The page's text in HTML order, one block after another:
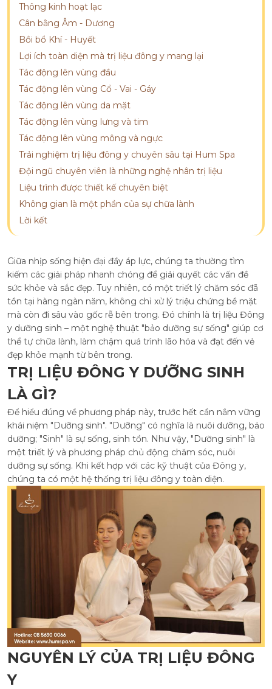
Thông kinh hoạt lạc
Cân bằng Âm - Dương
Bồi bổ Khí - Huyết
Lợi ích toàn diện mà trị liệu đông y mang lại
Tác động lên vùng đầu
Tác động lên vùng Cổ - Vai - Gáy
Tác động lên vùng da mặt
Tác động lên vùng lưng và tim
Tác động lên vùng mông và ngực
Trải nghiệm trị liệu đông y chuyên sâu tại Hum Spa
Đội ngũ chuyên viên là những nghệ nhân trị liệu
Liệu trình được thiết kế chuyên biệt
Không gian là một phần của sự chữa lành
Lời kết
Giữa nhịp sống hiện đại đầy áp lực, chúng ta thường tìm
kiếm các giải pháp nhanh chóng để giải quyết các vấn đề
sức khỏe và sắc đẹp. Tuy nhiên, có một triết lý chăm sóc đã
tồn tại hàng ngàn năm, không chỉ xử lý triệu chứng bề mặt
mà còn đi sâu vào gốc rễ bên trong. Đó chính là trị liệu Đông
y dưỡng sinh – một nghệ thuật "bảo dưỡng sự sống" giúp cơ
thể tự chữa lành, làm chậm quá trình lão hóa và đạt đến vẻ
đẹp khỏe mạnh từ bên trong.
TRỊ LIỆU ĐÔNG Y DƯỠNG SINH
LÀ GÌ?
Để hiểu đúng về phương pháp này, trước hết cần nắm vững
khái niệm "Dưỡng sinh". "Dưỡng" có nghĩa là nuôi dưỡng, bảo
dưỡng; "Sinh" là sự sống, sinh tồn. Như vậy, "Dưỡng sinh" là
một triết lý và phương pháp chủ động chăm sóc, nuôi
dưỡng sự sống. Khi kết hợp với các kỹ thuật của Đông y,
chúng ta có một hệ thống trị liệu đông y toàn diện.
NGUYÊN LÝ CỦA TRỊ LIỆU ĐÔNG
Y